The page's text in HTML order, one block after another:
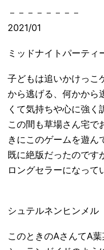
－－－－－－－－
2021/01
ミッドナイトパーティ
子どもは追いかけっこ
から逃げる、何かから
くて気持ちや心に強く
この間も草場さん宅で
きにこのゲームを遊ん
既に絶版だったのです
ロングセラーになって
シュテルネンヒンメル
このときのAさんてA